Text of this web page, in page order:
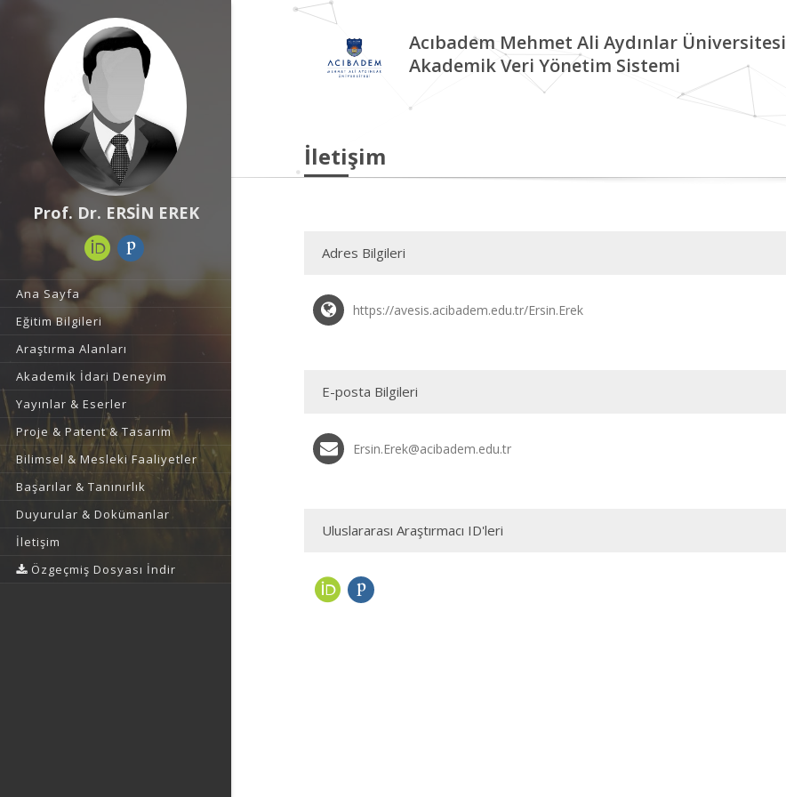
Prof. Dr. ERSİN EREK
Ana Sayfa
Eğitim Bilgileri
Araştırma Alanları
Akademik İdari Deneyim
Yayınlar & Eserler
Proje & Patent & Tasarım
Bilimsel & Mesleki Faaliyetler
Başarılar & Tanınırlık
Duyurular & Dokümanlar
İletişim
Özgeçmiş Dosyası İndir
Acıbadem Mehmet Ali Aydınlar Üniversitesi
Akademik Veri Yönetim Sistemi
İletişim
Adres Bilgileri
https://avesis.acibadem.edu.tr/Ersin.Erek
E-posta Bilgileri
Ersin.Erek@acibadem.edu.tr
Uluslararası Araştırmacı ID'leri